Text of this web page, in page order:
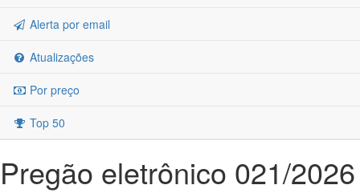
Alerta por email
Atualizações
Por preço
Top 50
Pregão eletrônico 021/2026